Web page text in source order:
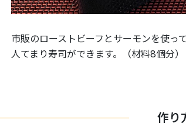
市販のローストビーフとサーモンを使っ
人てまり寿司ができます。（材料8個分）
作り